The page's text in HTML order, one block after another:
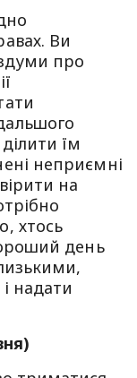
Ви
про
їм
неприємні
на
хтось
день
надати